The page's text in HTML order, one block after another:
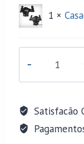
1 ×
BOB®
+
Casaco
Satisfacão